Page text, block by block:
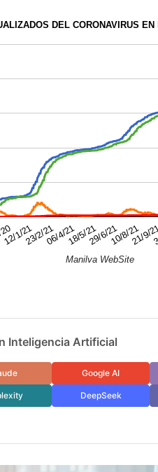
DEL CORONAVIRUS EN
12/1/2123/2/2106/4/2118/5/2129/6/2110/8/2121/9/
Manilva WebSite
Inteligencia Artificial
Google AI
DeepSeek